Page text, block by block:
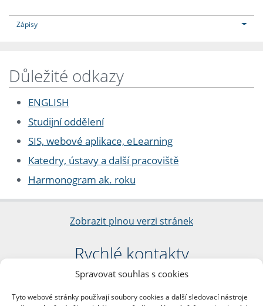
Spravovat souhlas s cookies
Tyto webové stránky používají soubory cookies a další sledovací nástroje
Zápisy
Důležité odkazy
ENGLISH
Studijní oddělení
SIS, webové aplikace, eLearning
Katedry, ústavy a další pracoviště
Harmonogram ak. roku
Zobrazit plnou verzi stránek
Rychlé kontakty
Filozofická fakulta
nám. Jana Palacha 1/2